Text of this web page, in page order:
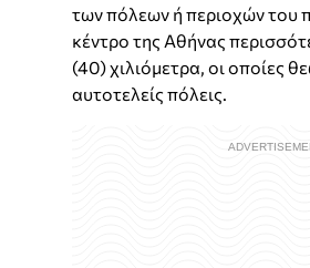
των πόλεων ή περιοχών του
κέντρο της Αθήνας
(40) χιλιόμετρα, οι οποίες
αυτοτελείς πόλεις.